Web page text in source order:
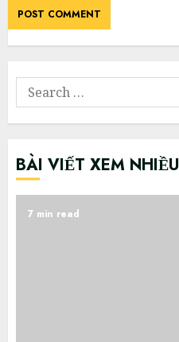
Search
for:
BÀI VIẾT XEM NHIỀU
7 min read